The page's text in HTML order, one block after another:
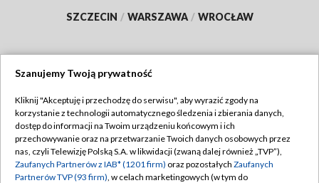
SZCZECIN / WARSZAWA / WROCŁAW
TVP
Abonament TVP
Emisja w TVP
Regulamin TVP
Polityka prywatności
Szanujemy Twoją prywatność
Kliknij "Akceptuję i przechodzę do serwisu", aby wyrazić zgody na
korzystanie z technologii automatycznego śledzenia i zbierania danych,
dostęp do informacji na Twoim urządzeniu końcowym i ich
przechowywanie oraz na przetwarzanie Twoich danych osobowych przez
nas, czyli Telewizję Polską S.A. w likwidacji (zwaną dalej również „TVP”),
Zaufanych Partnerów z IAB* (1201 firm) oraz pozostałych Zaufanych
Partnerów TVP (93 firm), w celach marketingowych (w tym do